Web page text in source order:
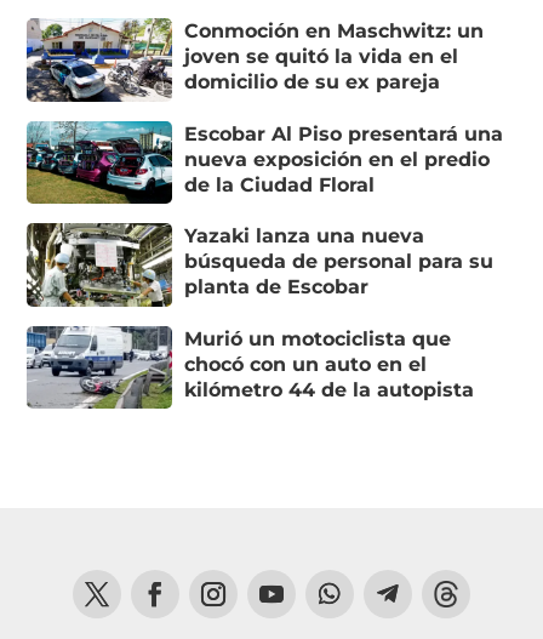
Conmoción en Maschwitz: un
joven se quitó la vida en el
domicilio de su ex pareja
Escobar Al Piso presentará una
nueva exposición en el predio
de la Ciudad Floral
Yazaki lanza una nueva
búsqueda de personal para su
planta de Escobar
Murió un motociclista que
chocó con un auto en el
kilómetro 44 de la autopista